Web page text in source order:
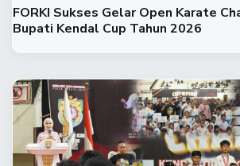
FORKI Sukses Gelar Open Karate
Bupati Kendal Cup Tahun 2026